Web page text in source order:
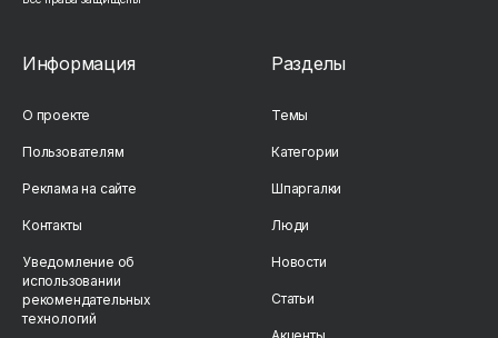
Информация
О проекте
Пользователям
Реклама на сайте
Контакты
Уведомление об
использовании
рекомендательных
технологий
Разделы
Темы
Категории
Шпаргалки
Люди
Новости
Статьи